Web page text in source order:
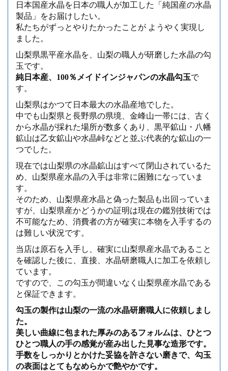
日本国産水晶を日本の職人が加工した「純国産の水晶
製品」をお届けしたい。
私たちがずっとやりたかったことが ようやく実現し
ました。
山梨県黒平産水晶を、山梨の職人が研磨した水晶の勾
玉です。
純日本産、100％メイドインジャパンの水晶勾玉で
す。
山梨県はかつて日本最大の水晶産地でした。
中でも山梨県と長野県の県境、金峰山一帯には、古く
から水晶が採れた場所が数多くあり、黒平鉱山・八幡
鉱山は乙女鉱山や水晶峠などと並ぶ代表的な鉱山の一
つでした。
現在では山梨県の水晶鉱山はすべて閉山されているた
め、山梨県産水晶の入手は非常に困難になっていま
す。
そのため、山梨県産水晶と偽った製品も出回っていま
すが、山梨県産かどうかの証明は現在の鑑別技術では
不可能なため、消費者の方が確実に本物を入手するの
は難しい状況です。
当店は原石を入手し、確実に山梨県産水晶であること
を確認した後に、直接、水晶研磨職人に加工を依頼し
ています。
ですので、この勾玉が間違いなく山梨県産水晶である
と保証できます。
勾玉の製作は山梨の一流の水晶研磨職人に依頼しまし
た。
美しい曲線に包まれた厚みのあるフォルムは、ひとつ
ひとつ職人の手の感覚が産み出した見事な造形です。
手数をしっかりとかけた妥協を許さない磨きで、勾玉
の表面はとてもなめらかで艶やかです。